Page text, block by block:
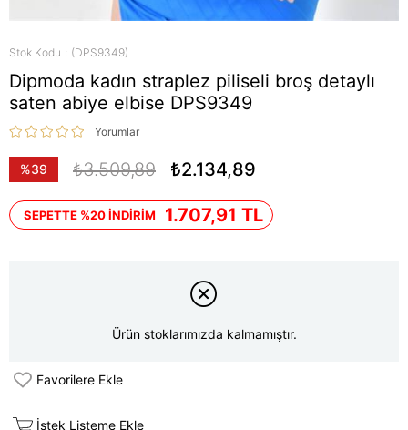
Stok Kodu (DPS9349)
Dipmoda kadın straplez piliseli broş detaylı
saten abiye elbise DPS9349
Yorumlar
%39
₺3.509,89 ₺2.134,89
SEPETTE %20 İNDİRİM 1.707,91 TL
Ürün stoklarımızda kalmamıştır.
Favorilere Ekle
İstek Listeme Ekle